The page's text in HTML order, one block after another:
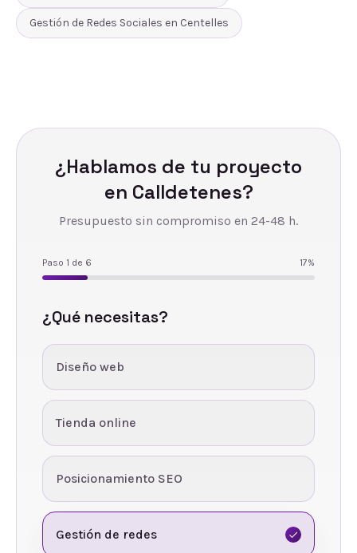
Gestión de Redes Sociales en Centelles
¿Hablamos de tu proyecto
en Calldetenes?
Presupuesto sin compromiso en 24-48 h.
Paso 1 de 6 17%
¿Qué necesitas?
Diseño web
Tienda online
Posicionamiento SEO
Gestión de redes